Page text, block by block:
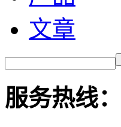
文章
服务热线：